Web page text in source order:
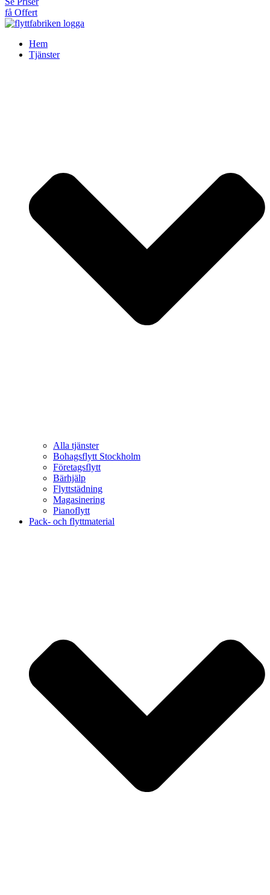
få Offert
Hem
Tjänster
Alla tjänster
Bohagsflytt Stockholm
Företagsflytt
Bärhjälp
Flyttstädning
Magasinering
Pianoflytt
Pack- och flyttmaterial